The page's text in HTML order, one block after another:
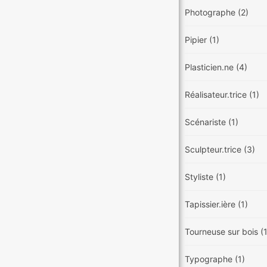
Photographe (2)
Pipier (1)
Plasticien.ne (4)
Réalisateur.trice (1)
Scénariste (1)
Sculpteur.trice (3)
Styliste (1)
Tapissier.ière (1)
Tourneuse sur bois
Typographe (1)